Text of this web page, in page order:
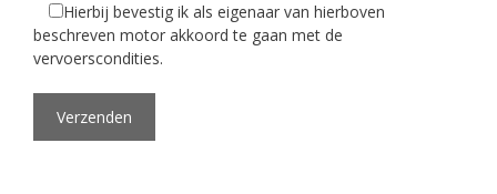
Hierbij bevestig ik als eigenaar van hierboven
beschreven motor akkoord te gaan met de
vervoerscondities.